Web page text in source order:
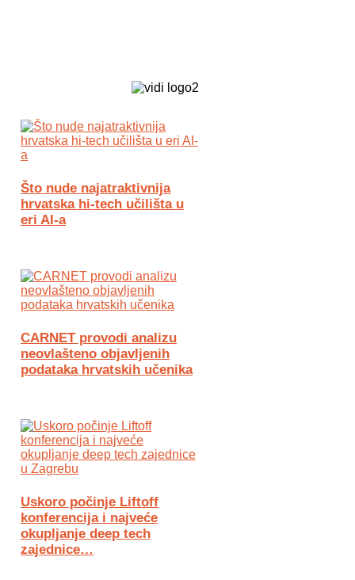
Što nude najatraktivnija
hrvatska hi-tech učilišta u
eri AI-a
CARNET provodi analizu
neovlašteno objavljenih
podataka hrvatskih učenika
Uskoro počinje Liftoff
konferencija i najveće
okupljanje deep tech
zajednice…